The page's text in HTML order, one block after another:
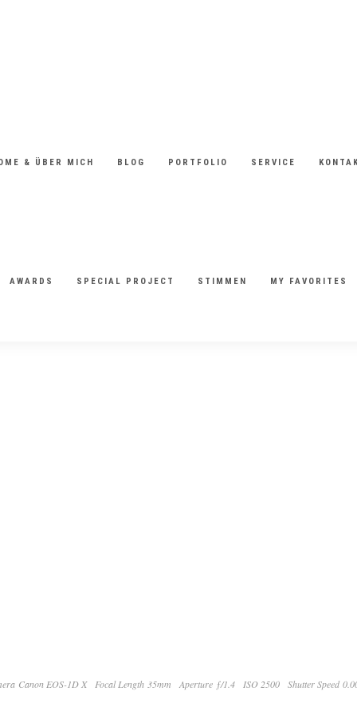
& ÜBER MICH BLOG PORTFOLIO SERVICE
AWARDS SPECIAL PROJECT STIMMEN MY FAVORITES
Canon EOS-1D X Focal Length 35mm Aperture ƒ/1.4 ISO 2500 Shutter Speed